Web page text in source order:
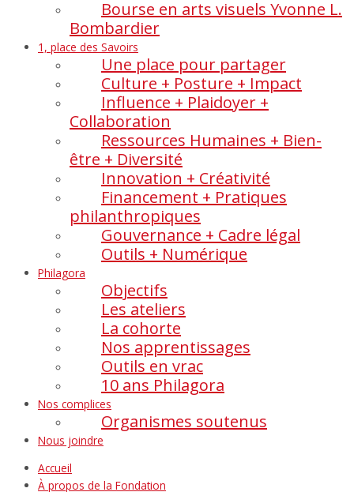
Bourse en arts visuels Yvonne L.
Bombardier
1, place des Savoirs
Une place pour partager
Culture + Posture + Impact
Influence + Plaidoyer +
Collaboration
Ressources Humaines + Bien-
être + Diversité
Innovation + Créativité
Financement + Pratiques
philanthropiques
Gouvernance + Cadre légal
Outils + Numérique
Philagora
Objectifs
Les ateliers
La cohorte
Nos apprentissages
Outils en vrac
10 ans Philagora
Nos complices
Organismes soutenus
Nous joindre
Accueil
À propos de la Fondation